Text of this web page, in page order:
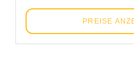
PREISE